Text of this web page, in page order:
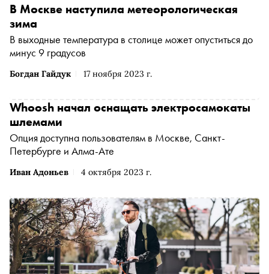
Богдан Гайдук 17 ноября 2023 г.
В Москве наступила метеорологическая
зима
В выходные температура в столице может опуститься до
минус 9 градусов
Иван Адоньев 4 октября 2023 г.
Whoosh начал оснащать электросамокаты
шлемами
Опция доступна пользователям в Москве, Санкт-
Петербурге и Алма-Ате